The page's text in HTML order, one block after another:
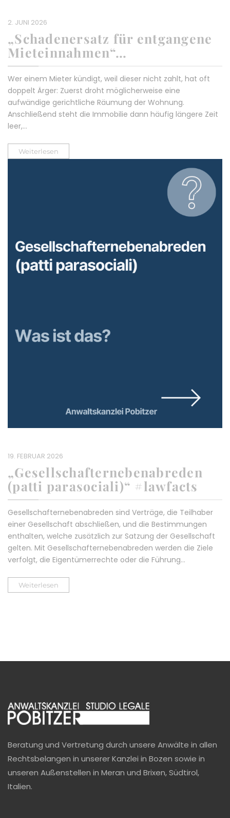
2. JUNI 2026
„Schadenersatz für entgangene
Mieteinnahmen“…
Wer einem Mieter kündigt, weil dieser nicht zahlt, hat oft
doppelt Ärger: Zuerst droht möglicherweise eine
aufwändige gerichtliche Räumung der Wohnung.
Anschließend steht die Immobilie dann häufig längere Zeit
leer,…
Weiterlesen
19. FEBRUAR 2026
„Gesellschafternebenabreden
(patti parasociali)“ #lawfacts
Gesellschafternebenabreden sind Verträge, die Teilhaber
einer Gesellschaft abschließen, und die Bestimmungen
enthalten, welche zusätzlich zur Satzung der Gesellschaft
gelten. Mit Gesellschafternebenabreden werden die Ziele
verfolgt, die Eigentümerrechte oder die Führung…
Weiterlesen
Beratung und Vertretung durch unsere Anwälte in allen
Rechtsbelangen in unserer Kanzlei in Bozen sowie in
unseren Außenstellen in Meran und Brixen, Südtirol,
Italien.